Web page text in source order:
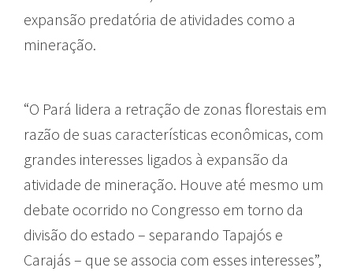
expansão predatória de atividades como a
mineração.
“O Pará lidera a retração de zonas florestais em
razão de suas características econômicas, com
grandes interesses ligados à expansão da
atividade de mineração. Houve até mesmo um
debate ocorrido no Congresso em torno da
divisão do estado – separando Tapajós e
Carajás – que se associa com esses interesses”,